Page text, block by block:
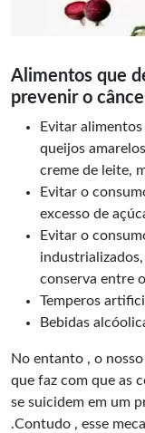
Alimentos que
prevenir o
Evitar
queijos
creme de leite,
Evitar o
excesso de
Evitar o
conserva entre
Temperos
Bebidas
No entanto , o
que faz com que as
se suicidem em um
.Contudo , esse